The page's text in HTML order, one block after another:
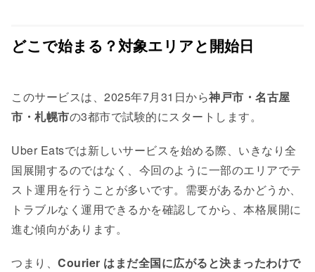
どこで始まる？対象エリアと開始日
このサービスは、2025年7月31日から神戸市・名古屋
市・札幌市の3都市で試験的にスタートします。
Uber Eatsでは新しいサービスを始める際、いきなり全
国展開するのではなく、今回のように一部のエリアでテ
スト運用を行うことが多いです。需要があるかどうか、
トラブルなく運用できるかを確認してから、本格展開に
進む傾向があります。
つまり、 Courier はまだ全国に広がると決まったわけで